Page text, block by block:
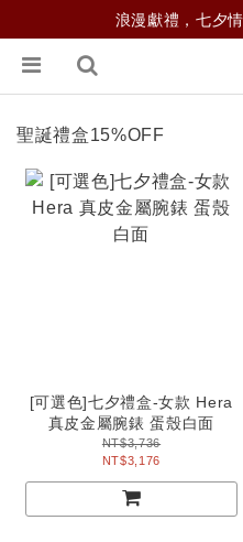
聖誕禮盒15%OFF
[可選色]七夕禮盒-女款 Hera
真皮金屬腕錶 蛋殼白面
NT$3,736
NT$3,176
浪漫獻禮，七夕